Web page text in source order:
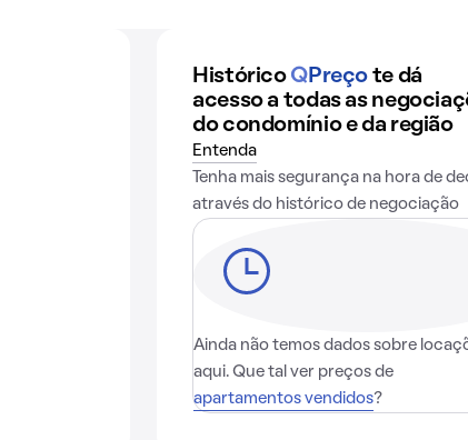
Histórico QPreço te dá
acesso a todas as
do condomínio e da região
Entenda
Tenha mais segurança na hora de
através do histórico de negociação
Ainda não temos dados sobre
aqui. Que tal ver preços de
apartamentos vendidos?